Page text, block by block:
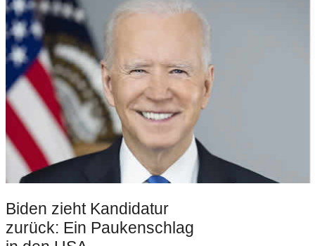
Biden zieht Kandidatur
zurück: Ein Paukenschlag